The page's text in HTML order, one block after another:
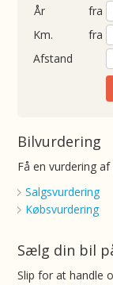
fra
fra
Afstand
Bilvurdering
Få en vurdering
Salgsvurdering
Købsvurdering
Sælg din bil
Slip for at handle